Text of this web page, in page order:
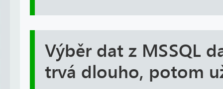
Výběr dat z MSSQL
trvá dlouho, potom